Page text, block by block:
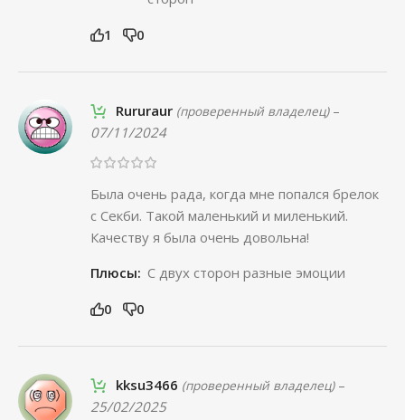
1 0
Rururaur (проверенный владелец) –
07/11/2024
Была очень рада, когда мне попался брелок
с Секби. Такой маленький и миленький.
Качеству я была очень довольна!
Плюсы: С двух сторон разные эмоции
0 0
kksu3466 (проверенный владелец) –
25/02/2025